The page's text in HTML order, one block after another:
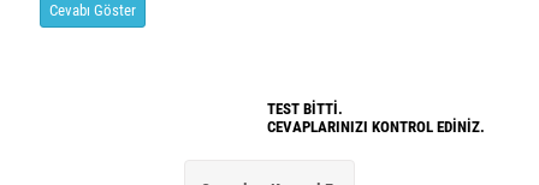
Cevabı Göster
TEST BİTTİ.
CEVAPLARINIZI KONTROL EDİNİZ.